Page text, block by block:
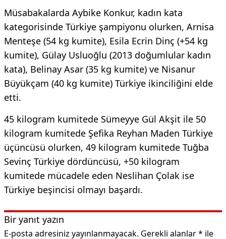
Müsabakalarda Aybike Konkur, kadın kata
kategorisinde Türkiye şampiyonu olurken, Arnisa
Menteşe (54 kg kumite), Esila Ecrin Dinç (+54 kg
kumite), Gülay Usluoğlu (2013 doğumlular kadın
kata), Belinay Asar (35 kg kumite) ve Nisanur
Büyükçam (40 kg kumite) Türkiye ikinciliğini elde
etti.
45 kilogram kumitede Sümeyye Gül Akşit ile 50
kilogram kumitede Şefika Reyhan Maden Türkiye
üçüncüsü olurken, 49 kilogram kumitede Tuğba
Sevinç Türkiye dördüncüsü, +50 kilogram
kumitede mücadele eden Neslihan Çolak ise
Türkiye beşincisi olmayı başardı.
Bir yanıt yazın
E-posta adresiniz yayınlanmayacak. Gerekli alanlar* ile